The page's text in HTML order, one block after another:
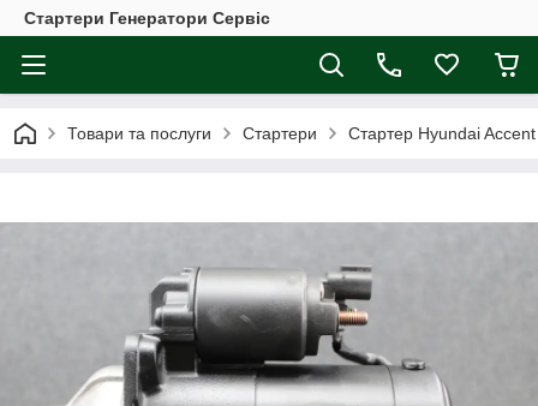
Стартери Генератори Сервіс
Товари та послуги Стартери Стартер Hyundai